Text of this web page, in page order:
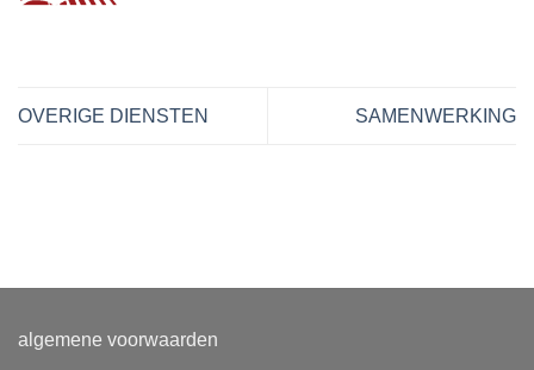
OVERIGE DIENSTEN SAMENWERKING
algemene voorwaarden